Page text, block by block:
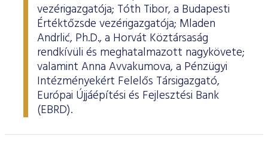
vezérigazgatója; Tóth Tibor, a Budapesti
Értéktőzsde vezérigazgatója; Mladen
Andrlić, Ph.D., a Horvát Köztársaság
rendkívüli és meghatalmazott nagykövete;
valamint Anna Avvakumova, a Pénzügyi
Intézményekért Felelős Társigazgató,
Európai Újjáépítési és Fejlesztési Bank
(EBRD).